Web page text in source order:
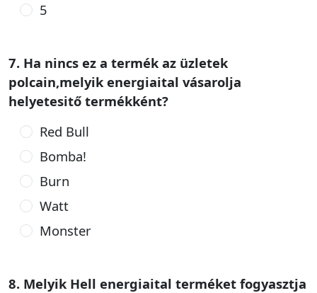
5
7. Ha nincs ez a termék az üzletek
polcain,melyik energiaital vásarolja
helyetesitő termékként?
Red Bull
Bomba!
Burn
Watt
Monster
8. Melyik Hell energiaital terméket fogyasztja